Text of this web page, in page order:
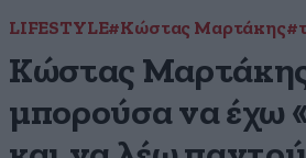
LIFESTYLE#Κώστας Μαρτάκης
Κώστας
μπορούσα να έχω